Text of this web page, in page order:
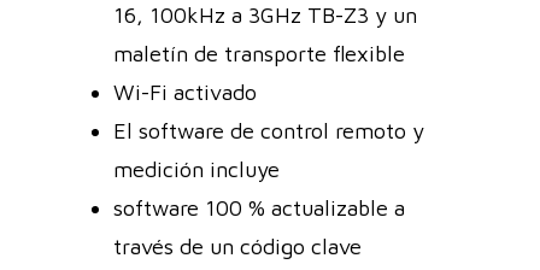
16, 100kHz a 3GHz TB-Z3 y un
maletín de transporte flexible
Wi-Fi activado
El software de control remoto y
medición incluye
software 100 % actualizable a
través de un código clave